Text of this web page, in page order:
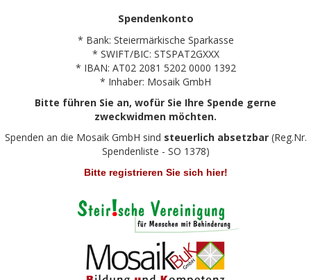
Spendenkonto
* Bank: Steiermärkische Sparkasse
* SWIFT/BIC: STSPAT2GXXX
* IBAN: AT02 2081 5202 0000 1392
* Inhaber: Mosaik GmbH
Bitte führen Sie an, wofür Sie Ihre Spende gerne
zweckwidmen möchten.
Spenden an die Mosaik GmbH sind steuerlich absetzbar(Reg.Nr.
Spendenliste - SO 1378)
Bitte registrieren Sie sich hier!